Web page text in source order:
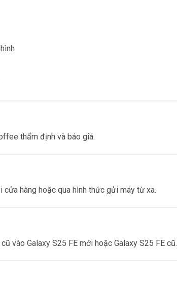
thẩm định và báo giá.
cửa hàng hoặc qua hình thức gửi máy từ xa.
vào Galaxy S25 FE mới hoặc Galaxy S25 FE cũ.